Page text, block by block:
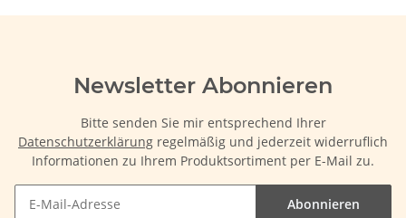
Newsletter Abonnieren
Bitte senden Sie mir entsprechend Ihrer
Datenschutzerklärung regelmäßig und jederzeit widerruflich
Informationen zu Ihrem Produktsortiment per E-Mail zu.
Abonnieren